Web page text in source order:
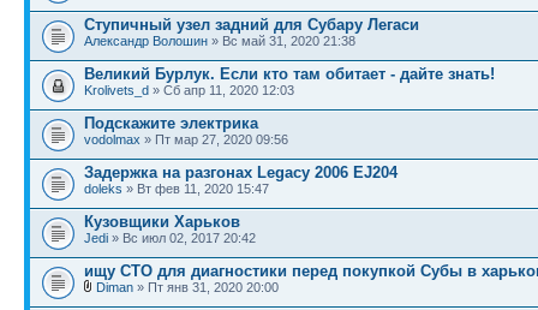
Ступичный узел задний для Субару Легаси
Александр Волошин » Вс май 31, 2020 21:38
Великий Бурлук. Если кто там обитает - дайте знать!
Krolivets_d » Сб апр 11, 2020 12:03
Подскажите электрика
vodolmax » Пт мар 27, 2020 09:56
Задержка на разгонах Legacy 2006 EJ204
doleks » Вт фев 11, 2020 15:47
Кузовщики Харьков
Jedi » Вс июл 02, 2017 20:42
ищу СТО для диагностики перед покупкой Субы в
Diman » Пт янв 31, 2020 20:00